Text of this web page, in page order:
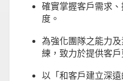
確實掌握客戶需求
度。
為強化團隊之能力
練，致力於提供客戶
以「和客戶建立深